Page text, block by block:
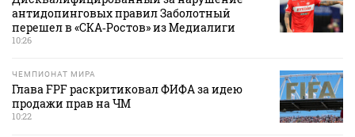
антидопинговых правил Заболотный
перешел в «СКА‑Ростов» из Медиалиги
10:26
ЧЕМПИОНАТ МИРА
Глава FPF раскритиковал ФИФА за идею
продажи прав на ЧМ
10:22